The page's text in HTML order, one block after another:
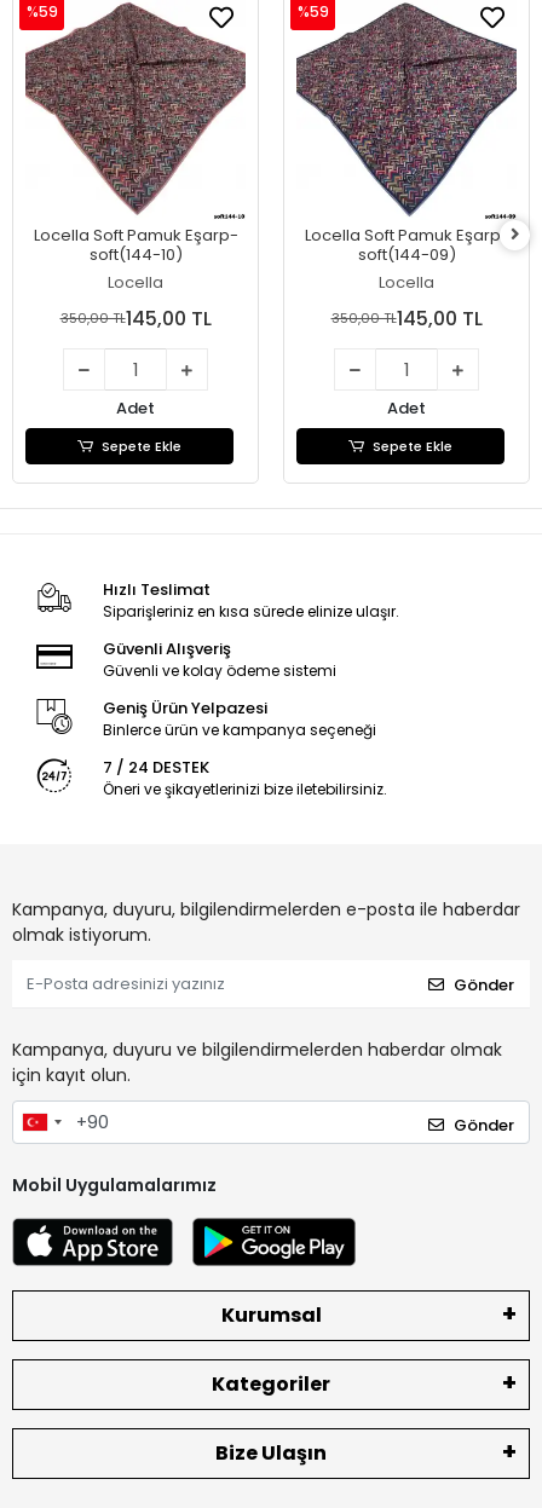
Locella Soft Pamuk Eşarp-
soft(144-10)
Locella
%59
350,00 TL145,00 TL
Adet
Sepete Ekle
Locella Soft Pamuk Eşarp-
soft(144-09)
Locella
%59
350,00 TL145,00 TL
Adet
Sepete Ekle
Hızlı Teslimat
Siparişleriniz en kısa sürede elinize ulaşır.
Güvenli Alışveriş
Güvenli ve kolay ödeme sistemi
Geniş Ürün Yelpazesi
Binlerce ürün ve kampanya seçeneği
7 / 24 DESTEK
Öneri ve şikayetlerinizi bize iletebilirsiniz.
Kampanya, duyuru, bilgilendirmelerden e-posta ile haberdar
olmak istiyorum.
Gönder
Kampanya, duyuru ve bilgilendirmelerden haberdar olmak
için kayıt olun.
Gönder
Mobil Uygulamalarımız
Kurumsal
Kategoriler
Bize Ulaşın